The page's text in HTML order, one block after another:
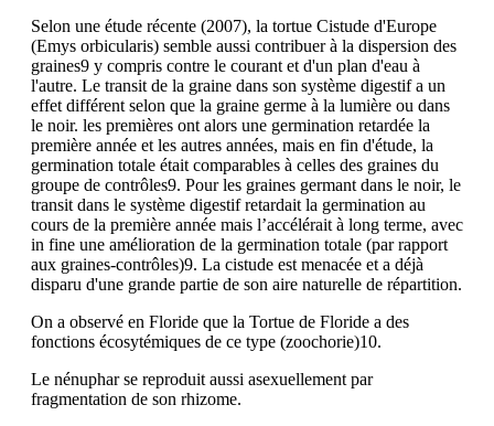
Selon une étude récente (2007), la tortue Cistude d'Europe
(Emys orbicularis) semble aussi contribuer à la dispersion des
graines9 y compris contre le courant et d'un plan d'eau à
l'autre. Le transit de la graine dans son système digestif a un
effet différent selon que la graine germe à la lumière ou dans
le noir. les premières ont alors une germination retardée la
première année et les autres années, mais en fin d'étude, la
germination totale était comparables à celles des graines du
groupe de contrôles9. Pour les graines germant dans le noir, le
transit dans le système digestif retardait la germination au
cours de la première année mais l’accélérait à long terme, avec
in fine une amélioration de la germination totale (par rapport
aux graines-contrôles)9. La cistude est menacée et a déjà
disparu d'une grande partie de son aire naturelle de répartition.
On a observé en Floride que la Tortue de Floride a des
fonctions écosytémiques de ce type (zoochorie)10.
Le nénuphar se reproduit aussi asexuellement par
fragmentation de son rhizome.